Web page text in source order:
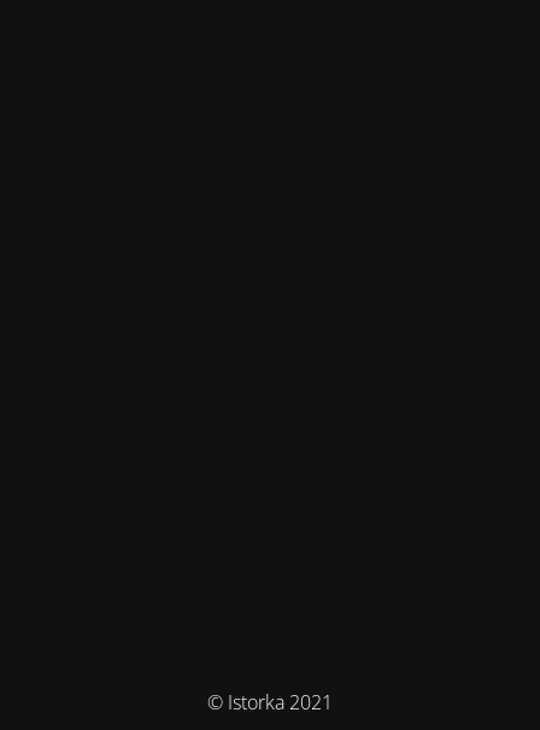
© Istorka 2021